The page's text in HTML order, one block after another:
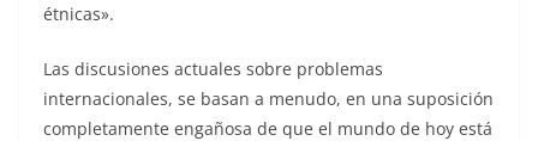
étnicas».
Las discusiones actuales sobre problemas
internacionales, se basan a menudo, en una suposición
completamente engañosa de que el mundo de hoy está